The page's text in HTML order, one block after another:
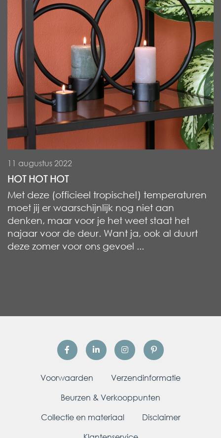
11 augustus 2022
HOT HOT HOT
Met deze (officieel tropische!) temperaturen
moet jij er waarschijnlijk nog niet aan
denken, maar voor je het weet staat het
najaar voor de deur. Want ja, ook al duurt
deze zomer voor ons gevoel ...
Voorwaarden
Verzendinformatie
Beurzen & Verkooppunten
Collectie en materiaal
Disclaimer